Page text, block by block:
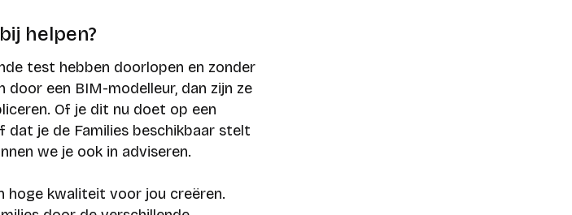
helpen?
test hebben doorlopen en zonder
een BIM-modelleur, dan zijn ze
Of je dit nu doet op een
je de Families beschikbaar stelt
we je ook in adviseren.
hoge kwaliteit voor jou creëren.